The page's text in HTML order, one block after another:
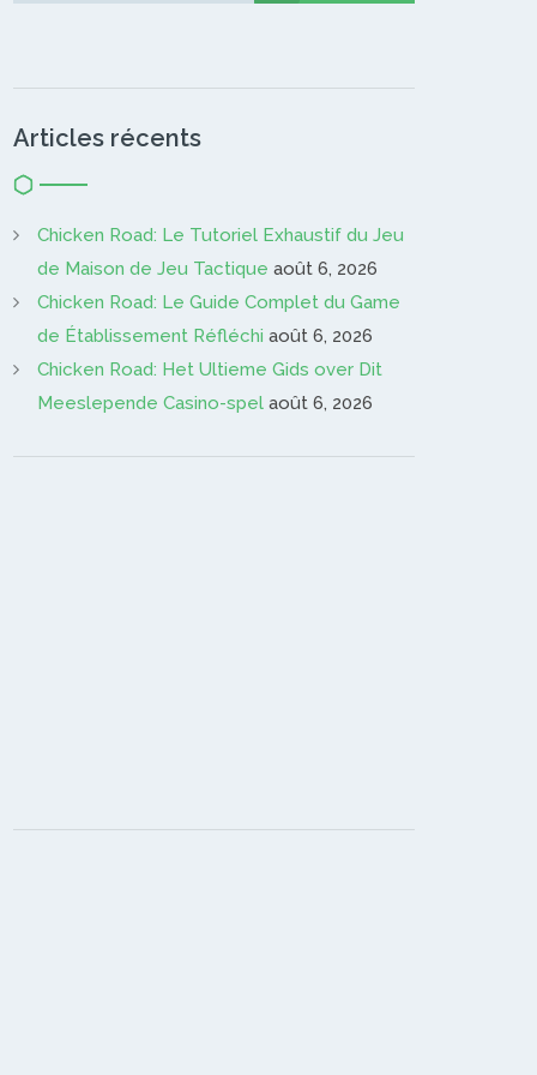
Articles récents
Chicken Road: Le Tutoriel Exhaustif du Jeu
de Maison de Jeu Tactique août 6, 2026
Chicken Road: Le Guide Complet du Game
de Établissement Réfléchi août 6, 2026
Chicken Road: Het Ultieme Gids over Dit
Meeslepende Casino-spel août 6, 2026